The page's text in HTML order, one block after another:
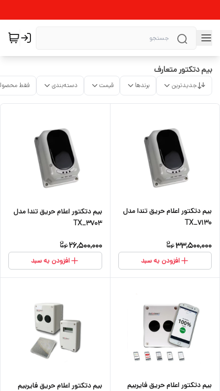
بیم دتکتور متعارف
جدیدترین برندها قیمت دسته‌بندی فقط
بیم دتکتور اعلام حریق تندا مدل
TX_7130
33,500,000
افزودن به سبد
بیم دتکتور اعلام حریق تندا مدل
TX_3703
26,500,000
افزودن به سبد
بیم دتکتور اعلام حریق فایربیم
بیم دتکتور اعلام حریق فایربیم